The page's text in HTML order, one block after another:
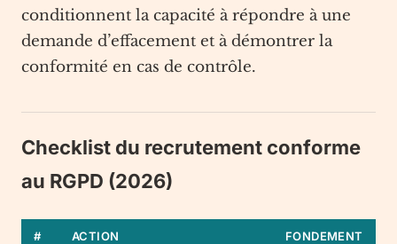
conditionnent la capacité à répondre à une
demande d’effacement et à démontrer la
conformité en cas de contrôle.
Checklist du recrutement conforme
au RGPD (2026)
# ACTION FONDEMENT